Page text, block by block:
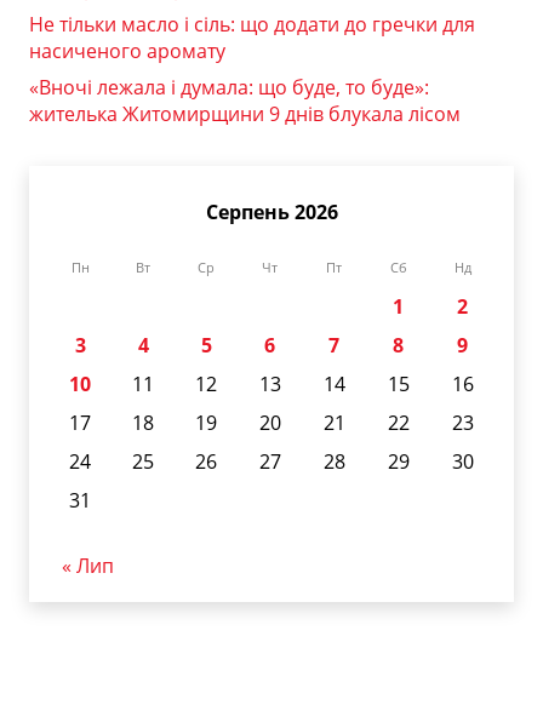
Не тільки масло і сіль: що додати до гречки для
насиченого аромату
«Вночі лежала і думала: що буде, то буде»:
жителька Житомирщини 9 днів блукала лісом
Серпень 2026
Пн Вт Ср Чт Пт Сб Нд
1
2
3
4 5 6 7 8
9
10
11 12 13 14 15
16
17
18 19 20 21 22
23
24
25 26 27 28 29
30
31
« Лип